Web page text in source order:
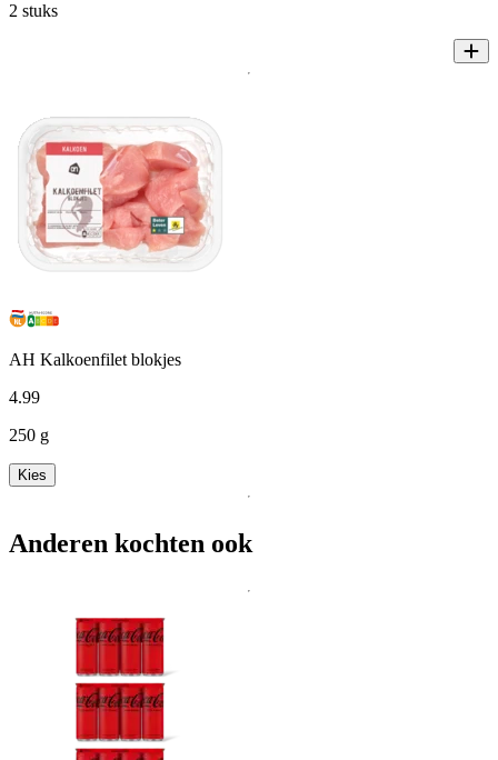
2 stuks
AH Kalkoenfilet blokjes
4.99
250 g
Kies
Anderen kochten ook